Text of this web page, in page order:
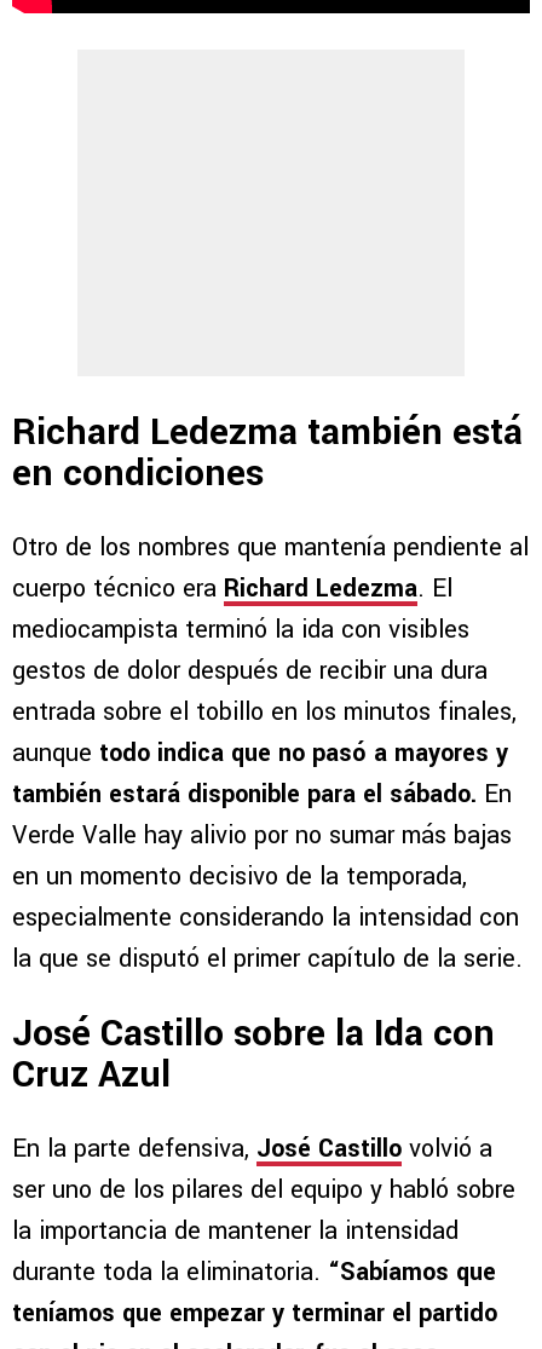
Richard Ledezma también está
en condiciones
Otro de los nombres que mantenía pendiente al
cuerpo técnico era Richard Ledezma. El
mediocampista terminó la ida con visibles
gestos de dolor después de recibir una dura
entrada sobre el tobillo en los minutos finales,
aunque todo indica que no pasó a mayores y
también estará disponible para el sábado. En
Verde Valle hay alivio por no sumar más bajas
en un momento decisivo de la temporada,
especialmente considerando la intensidad con
la que se disputó el primer capítulo de la serie.
José Castillo sobre la Ida con
Cruz Azul
En la parte defensiva, José Castillo volvió a
ser uno de los pilares del equipo y habló sobre
la importancia de mantener la intensidad
durante toda la eliminatoria. “Sabíamos que
teníamos que empezar y terminar el partido